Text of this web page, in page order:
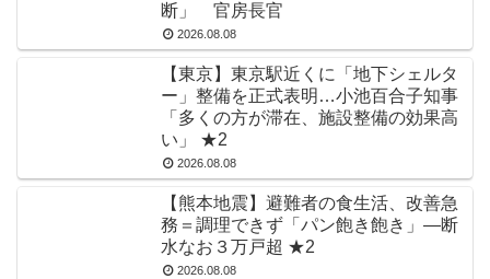
断」 官房長官
2026.08.08
【東京】東京駅近くに「地下シェルタ
ー」整備を正式表明…小池百合子知事
「多くの方が滞在、施設整備の効果高
い」 ★2
2026.08.08
【熊本地震】避難者の食生活、改善急
務＝調理できず「パン飽き飽き」―断
水なお３万戸超 ★2
2026.08.08